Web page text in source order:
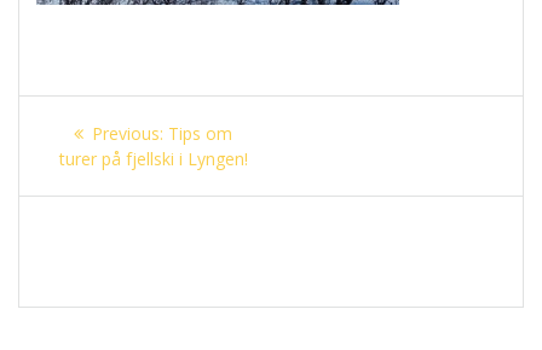
Innleggsnavigasjon
Previous: Previous
post:
Tips om
turer på fjellski i Lyngen!